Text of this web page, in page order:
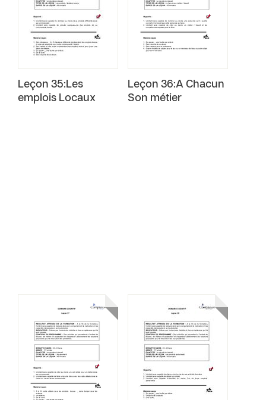
Leçon 35:Les
emplois Locaux
Leçon 36:A Chacun
Son métier